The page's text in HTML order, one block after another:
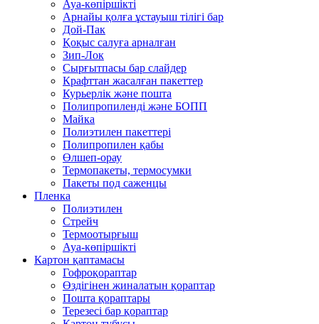
Ауа-көпіршікті
Арнайы қолға ұстауыш тілігі бар
Дой-Пак
Қоқыс салуға арналған
Зип-Лок
Сырғытпасы бар слайдер
Крафттан жасалған пакеттер
Курьерлік және пошта
Полипропиленді және БОПП
Майка
Полиэтилен пакеттері
Полипропилен қабы
Өлшеп-орау
Термопакеты, термосумки
Пакеты под саженцы
Пленка
Полиэтилен
Стрейч
Термоотырғыш
Ауа-көпіршікті
Картон қаптамасы
Гофроқораптар
Өздігінен жиналатын қораптар
Пошта қораптары
Терезесі бар қораптар